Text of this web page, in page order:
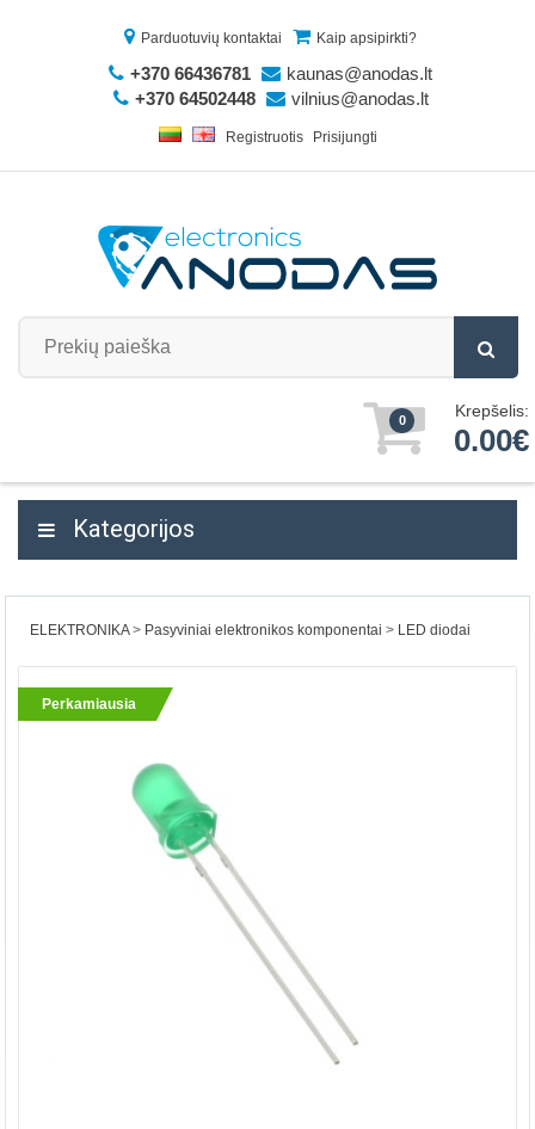
Parduotuvių kontaktai Kaip apsipirkti?
+370 66436781
kaunas@anodas.lt
+370 64502448
vilnius@anodas.lt
Registruotis Prisijungti
0 Krepšelis:
0.00€
Kategorijos
ELEKTRONIKA Pasyviniai elektronikos komponentai LED diodai
Perkamiausia